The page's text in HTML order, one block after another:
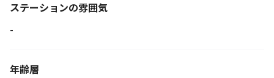
ステーションの雰囲気
-
年齢層